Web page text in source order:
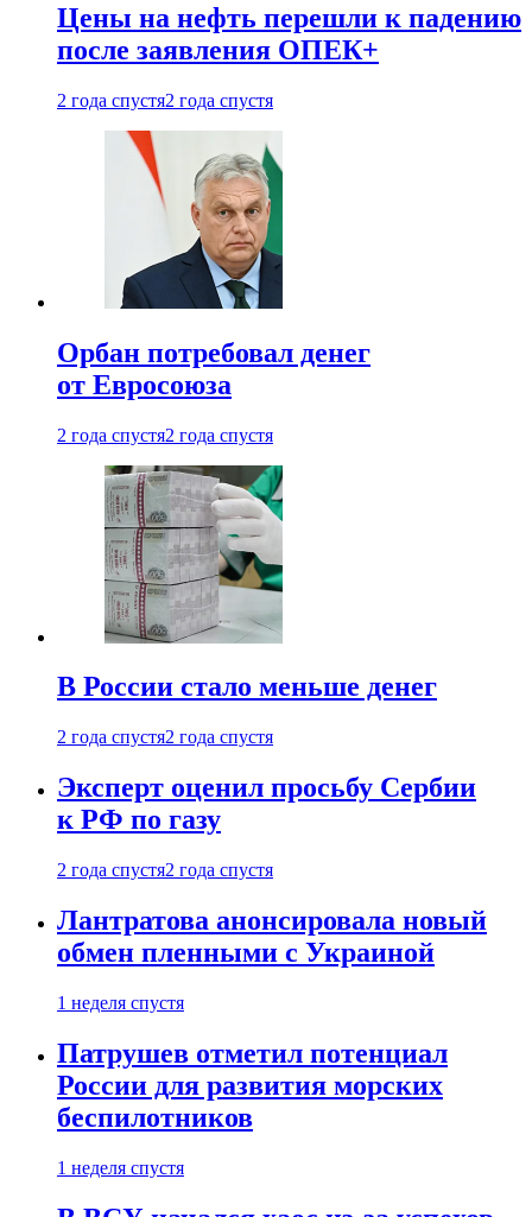
Цены на нефть перешли к падению
после заявления ОПЕК+
2 года спустя2 года спустя
Орбан потребовал денег
от Евросоюза
2 года спустя2 года спустя
В России стало меньше денег
2 года спустя2 года спустя
Эксперт оценил просьбу Сербии
к РФ по газу
2 года спустя2 года спустя
Лантратова анонсировала новый
обмен пленными с Украиной
1 неделя спустя
Патрушев отметил потенциал
России для развития морских
беспилотников
1 неделя спустя